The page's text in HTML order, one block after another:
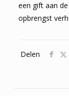
een gift aan
opbrengst
Delen